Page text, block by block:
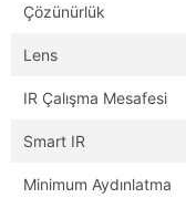
Çözünürlük
Lens
IR Çalışma Mesafesi
Smart IR
Minimum Aydınlatma